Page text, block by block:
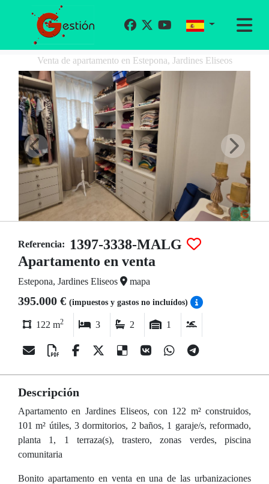
Venta de apartamento en Estepona, Jardines Eliseos
Referencia:
1397-3338-MALG
Apartamento en venta
Estepona, Jardines Eliseos mapa
395.000 € (impuestos y gastos no incluídos)
122 m2 3 2 1
Descripción
Apartamento en Jardines Eliseos, con 122 m² construidos,
101 m² útiles, 3 dormitorios, 2 baños, 1 garaje/s, reformado,
planta 1, 1 terraza(s), trastero, zonas verdes, piscina
comunitaria
Bonito apartamento en venta en una de las urbanizaciones